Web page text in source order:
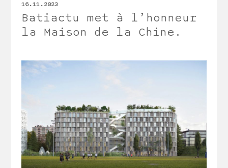
16.11.2023
Batiactu met à l’honneur
la Maison de la Chine.